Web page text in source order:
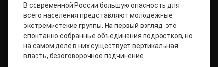
В современной России большую опасность для
всего населения представляют молодёжные
экстремистские группы. На первый взгляд, это
спонтанно собранные объединения подростков, но
на самом деле в них существует вертикальная
власть, безоговорочное подчинение.